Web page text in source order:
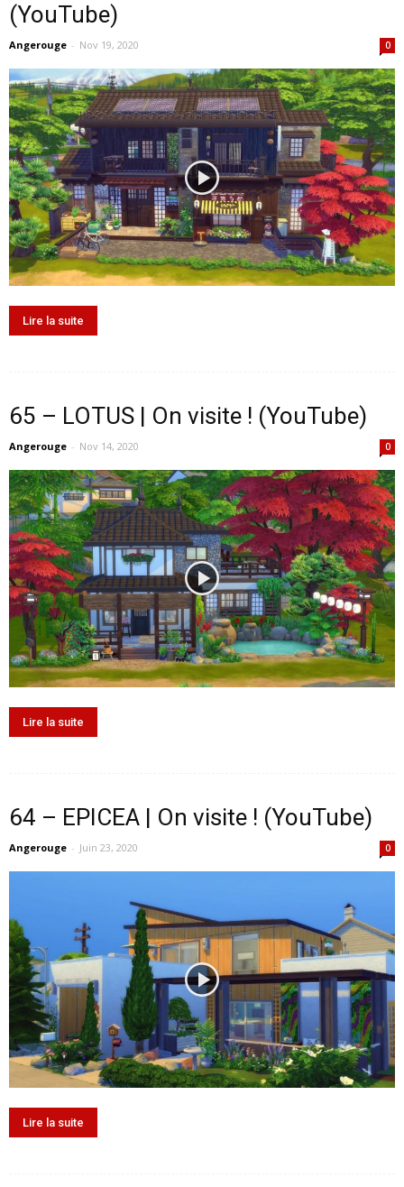
(YouTube)
Angerouge - Nov 19, 2020 0
Lire la suite
65 – LOTUS | On visite ! (YouTube)
Angerouge - Nov 14, 2020 0
Lire la suite
64 – EPICEA | On visite ! (YouTube)
Angerouge - Juin 23, 2020 0
Lire la suite